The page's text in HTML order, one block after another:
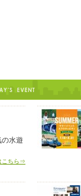
の水遊
こちら⇒